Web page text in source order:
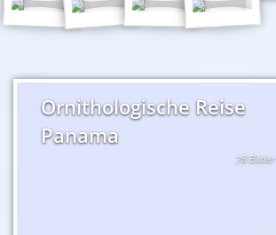
Ornithologische Reise
Panama
78 Bilder